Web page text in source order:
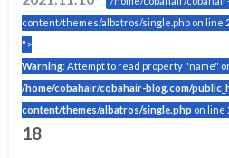
content/themes/albatros/single.php on line
">
Warning: Attempt to read property "name"
/home/cobahair/cobahair-blog.com/
content/themes/albatros/single.php on line
18